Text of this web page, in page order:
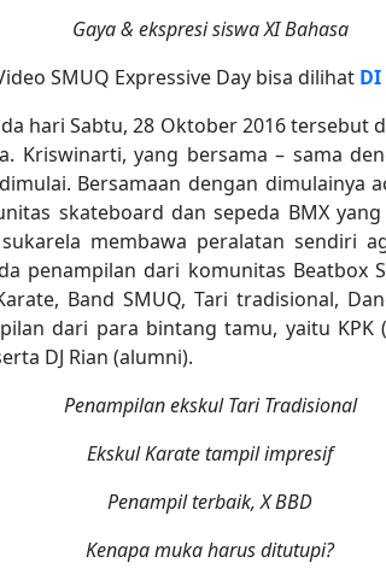
Gaya & ekspresi siswa XI Bahasa
SMUQ Expressive Day bisa dilihat DI
hari Sabtu, 28 Oktober 2016 tersebut
Kriswinarti, yang bersama – sama
Bersamaan dengan dimulainya
skateboard dan sepeda BMX
membawa peralatan sendiri
penampilan dari komunitas Beatbox
Band SMUQ, Tari tradisional,
dari para bintang tamu, yaitu KPK
DJ Rian (alumni).
Penampilan ekskul Tari Tradisional
Ekskul Karate tampil impresif
Penampil terbaik, X BBD
Kenapa muka harus ditutupi?